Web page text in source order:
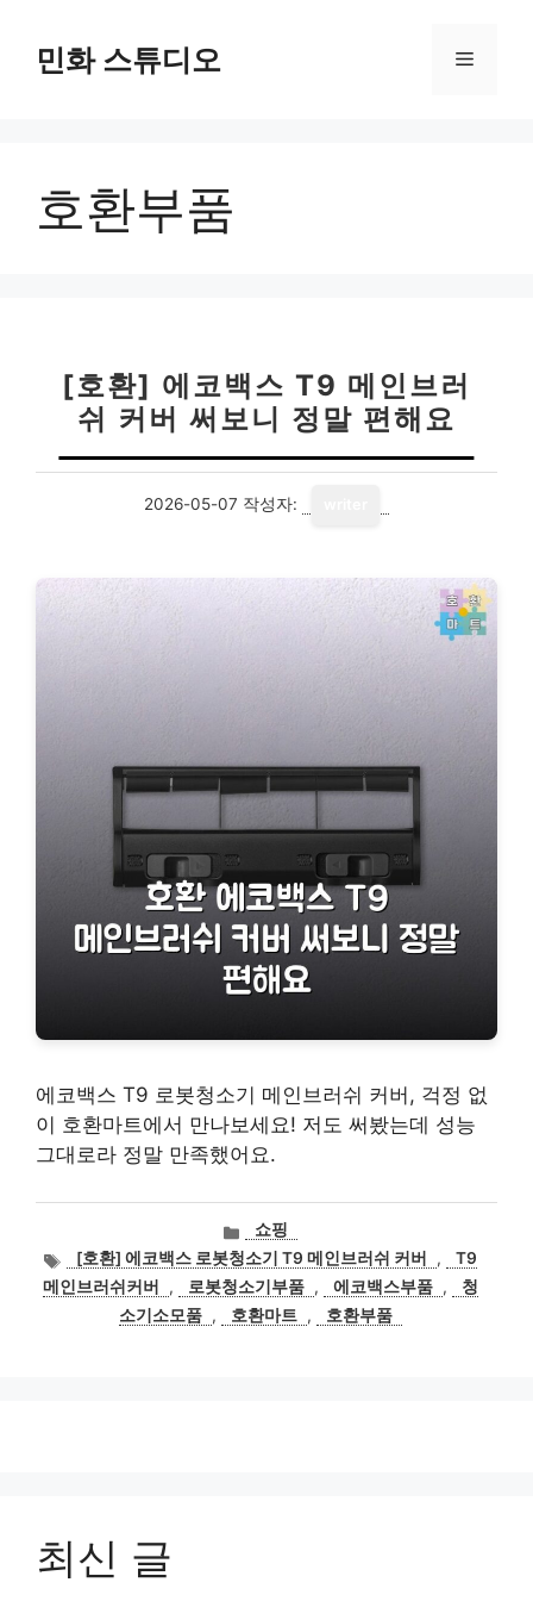
민화 스튜디오 메
호환부품
[호환] 에코백스 T9 메인브러
쉬 커버 써보니 정말 편해요
2026-05-07 작성자:
에코백스 T9 로봇청소기 메인브러쉬 커버, 걱정 없
이 호환마트에서 만나보세요! 저도 써봤는데 성능
그대로라 정말 만족했어요.
카
테
고
리
쇼핑
태
그
[호환] 에코백스 로봇청소기 T9 메인브러쉬 커버 ,
T9
메인브러쉬커버
, 로봇청소기부품 , 에코백스부품 ,
청
소기소모품 , 호환마트 , 호환부품
최신 글